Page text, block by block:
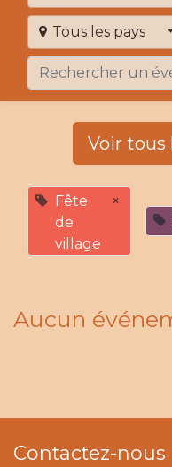
Tous les pays
Voir tous
Fête
de
village
×
Aucun
Contactez-nous